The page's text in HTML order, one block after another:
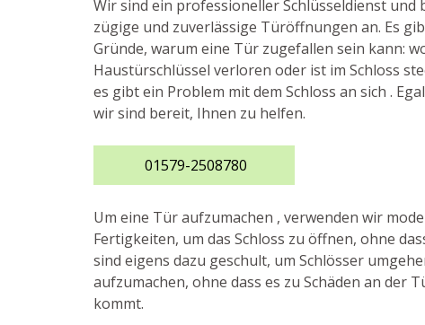
Wir sind ein professioneller Schlüsseldienst und
zügige und zuverlässige Türöffnungen an. Es
Gründe, warum eine Tür zugefallen sein kann:
Haustürschlüssel verloren oder ist im Schloss
es gibt ein Problem mit dem Schloss an sich .
wir sind bereit, Ihnen zu helfen.
01579-2508780
Um eine Tür aufzumachen , verwenden wir
Fertigkeiten, um das Schloss zu öffnen, ohne
sind eigens dazu geschult, um Schlösser
aufzumachen, ohne dass es zu Schäden an der
kommt.